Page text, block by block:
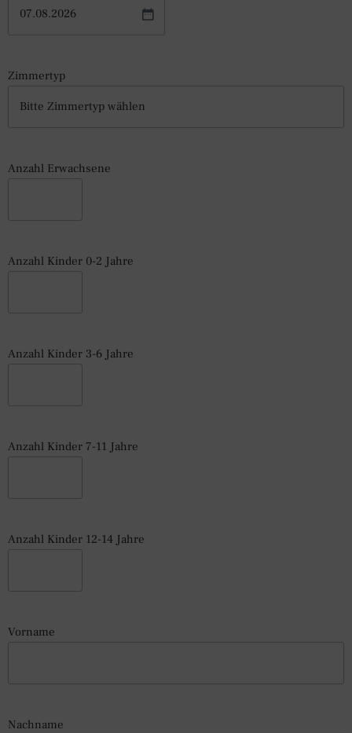
Zimmertyp
Anzahl Erwachsene
Anzahl Kinder 0-2 Jahre
Anzahl Kinder 3-6 Jahre
Anzahl Kinder 7-11 Jahre
Anzahl Kinder 12-14 Jahre
Vorname
Nachname